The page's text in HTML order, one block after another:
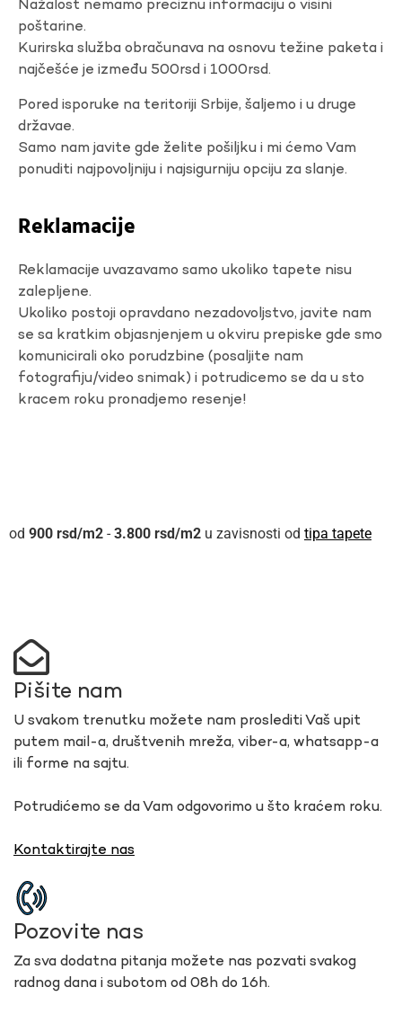
Nažalost nemamo preciznu informaciju o visini
poštarine.
Kurirska služba obračunava na osnovu težine paketa i
najčešće je između 500rsd i 1000rsd.
Pored isporuke na teritoriji Srbije, šaljemo i u druge
državae.
Samo nam javite gde želite pošiljku i mi ćemo Vam
ponuditi najpovoljniju i najsigurniju opciju za slanje.
Reklamacije
Reklamacije uvazavamo samo ukoliko tapete nisu
zalepljene.
Ukoliko postoji opravdano nezadovoljstvo, javite nam
se sa kratkim objasnjenjem u okviru prepiske gde smo
komunicirali oko porudzbine (posaljite nam
fotografiju/video snimak) i potrudicemo se da u sto
kracem roku pronadjemo resenje!
900 rsd - 3.800 rsd u zavisnosti od tipa tapete
Pišite nam
U svakom trenutku možete nam proslediti Vaš upit
putem mail-a, društvenih mreža, viber-a, whatsapp-a
ili forme na sajtu.
Potrudićemo se da Vam odgovorimo u što kraćem roku.
Kontaktirajte nas
Pozovite nas
Za sva dodatna pitanja možete nas pozvati svakog
radnog dana i subotom od 08h do 16h.